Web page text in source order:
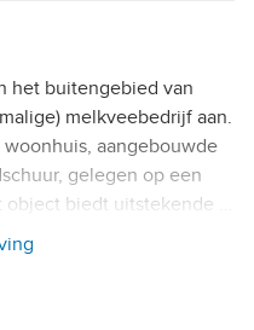
het buitengebied van
melkveebedrijf aan.
aangebouwde
gelegen op een
object biedt uitstekende …